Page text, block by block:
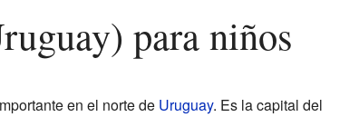
para niños
en el norte de Uruguay. Es la capital del